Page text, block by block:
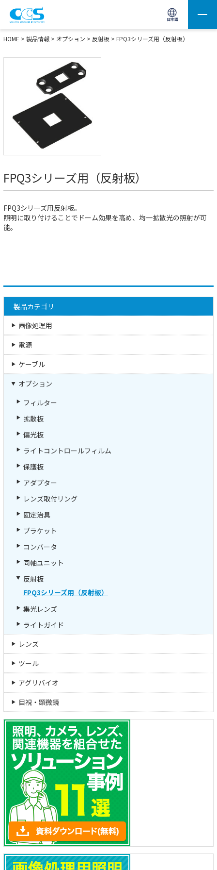
日本語
画像処理用の製品検索 サイト内検索(Enterで実行)
HOME > 製品情報 > オプション > 反射板 > FPQ3シリーズ用（反射板）
FPQ3シリーズ用（反射板）
FPQ3シリーズ用反射板。
照明に取り付けることでドーム効果を高め、均一拡散光の照射が可
能。
製品カテゴリ
画像処理用
電源
ケーブル
オプション
フィルター
拡散板
偏光板
ライトコントロールフィルム
保護板
アダプター
レンズ取付リング
固定治具
ブラケット
コンバータ
同軸ユニット
反射板
FPQ3シリーズ用（反射板）
集光レンズ
ライトガイド
レンズ
ツール
アグリバイオ
目視・顕微鏡